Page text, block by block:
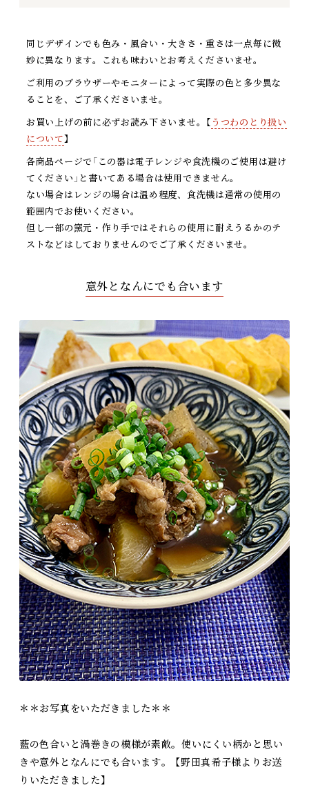
同じデザインでも色み・風合い・大きさ・重さは一点毎に微
妙に異なります。これも味わいとお考えくださいませ。
ご利用のブラウザーやモニターによって実際の色と多少異な
ることを、ご了承くださいませ。
お買い上げの前に必ずお読み下さいませ。【 うつわのとり扱い
について】
各商品ページで「この器は電子レンジや食洗機のご使用は避け
てください」と書いてある場合は使用できません。
ない場合はレンジの場合は温め程度、食洗機は通常の使用の
範囲内でお使いください。
但し一部の窯元・作り手ではそれらの使用に耐えうるかのテ
ストなどはしておりませんのでご了承くださいませ。
意外となんにでも合います
＊＊お写真をいただきました＊＊
藍の色合いと渦巻きの模様が素敵。使いにくい柄かと思い
きや意外となんにでも合います。 【野田真希子様よりお送
りいただきました】